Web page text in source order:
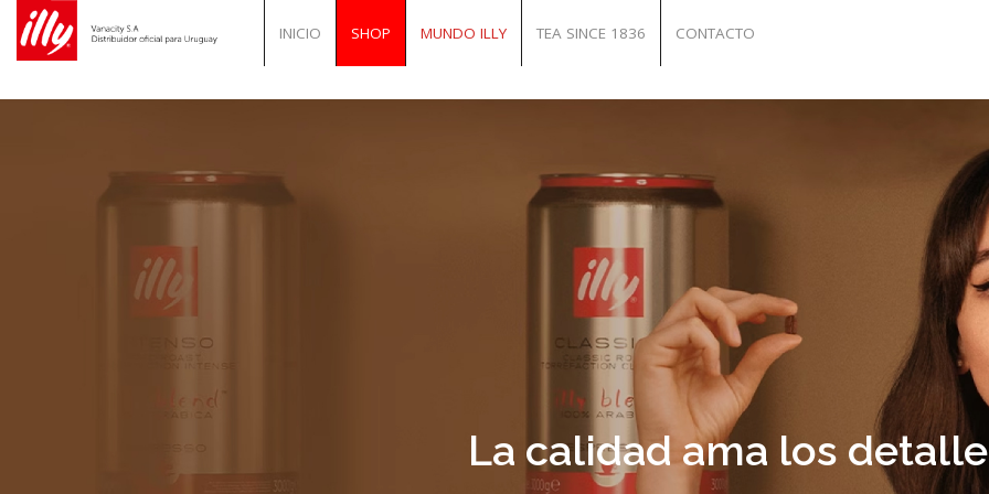
INICIO SHOP MUNDO ILLY TEA SINCE 1836 CONTACTO
La calidad ama los